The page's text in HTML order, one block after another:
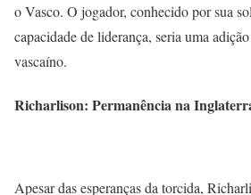
o Vasco. O jogador, conhecido por sua
capacidade de liderança, seria uma
vascaíno.
Richarlison: Permanência na
Apesar das esperanças da torcida,